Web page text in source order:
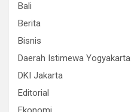
Bali
Berita
Bisnis
Daerah Istimewa Yogyakarta
DKI Jakarta
Editorial